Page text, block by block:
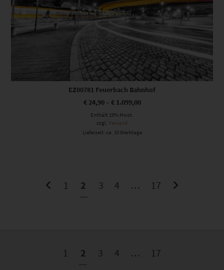
EZ00781 Feuerbach Bahnhof
€24,90– €1.099,00
Enthält 19% Mwst.
zzgl. Versand
Lieferzeit: ca. 10 Werktage
1 2 3 4 … 17
1 2 3 4 … 17